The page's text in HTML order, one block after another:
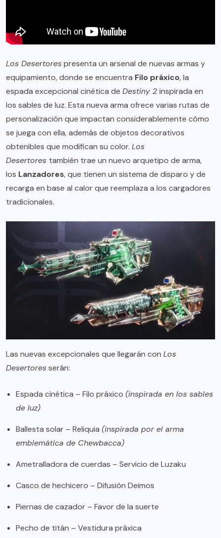
Los Desertorespresenta un arsenal de nuevas armas y
equipamiento, donde se encuentra Filo práxico, la
espada excepcional cinética de Destiny 2 inspirada en
los sables de luz. Esta nueva arma ofrece varias rutas de
personalización que impactan considerablemente cómo
se juega con ella, además de objetos decorativos
obtenibles que modifican su color. Los
Desertores también trae un nuevo arquetipo de arma,
los Lanzadores, que tienen un sistema de disparo y de
recarga en base al calor que reemplaza a los cargadores
tradicionales.
Las nuevas excepcionales que llegarán con Los
Desertoresserán:
Espada cinética – Filo práxico (inspirada en los sables
de luz)
Ballesta solar – Reliquia (inspirada por el arma
emblemática de Chewbacca)
Ametralladora de cuerdas – Servicio de Luzaku
Casco de hechicero – Difusión Deimos
Piernas de cazador – Favor de la suerte
Pecho de titán – Vestidura práxica